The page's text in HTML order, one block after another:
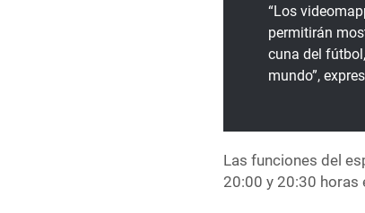
“Los
permitirán
cuna del
mundo”,
Las funciones del
20:00 y 20:30 horas